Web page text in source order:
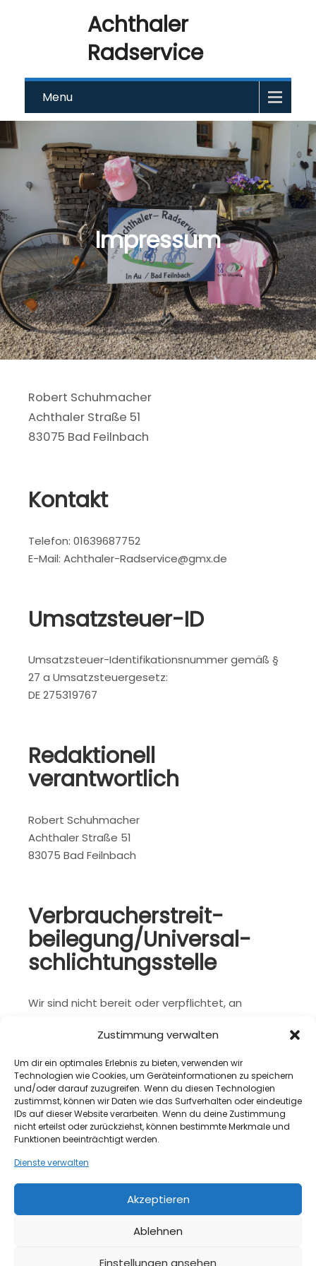
Zustimmung verwalten
Um dir ein optimales Erlebnis zu bieten, verwenden wir
Technologien wie Cookies, um Geräteinformationen zu speichern
und/oder darauf zuzugreifen. Wenn du diesen Technologien
zustimmst, können wir Daten wie das Surfverhalten oder eindeutige
IDs auf dieser Website verarbeiten. Wenn du deine Zustimmung
nicht erteilst oder zurückziehst, können bestimmte Merkmale und
Funktionen beeinträchtigt werden.
Dienste verwalten
Akzeptieren
Ablehnen
Einstellungen ansehen
Achthaler
Radservice
Menu
Impressum
Robert Schuhmacher
Achthaler Straße 51
83075 Bad Feilnbach
Kontakt
Telefon: 01639687752
E-Mail: Achthaler-Radservice@gmx.de
Umsatzsteuer-ID
Umsatzsteuer-Identifikationsnummer gemäß §
27 a Umsatzsteuergesetz:
DE 275319767
Redaktionell
verantwortlich
Robert Schuhmacher
Achthaler Straße 51
83075 Bad Feilnbach
Verbraucher­streit­
beilegung/Universal­
schlichtungs­stelle
Wir sind nicht bereit oder verpflichtet, an
Verbraucherschlichtungsstelle teilzunehmen.
Quelle:e-recht24.de